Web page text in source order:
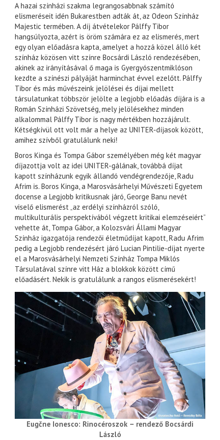
A hazai színházi szakma legrangosabbnak számító
elismeréseit idén Bukarestben adták át, az Odeon Színház
Majestic termében. A díj átvételekor Pálffy Tibor
hangsúlyozta, azért is öröm számára ez az elismerés, mert
egy olyan előadásra kapta, amelyet a hozzá közel álló két
színház közösen vitt színre Bocsárdi László rendezésében,
akinek az irányításával ő maga is Gyergyószentmiklóson
kezdte a színészi pályáját harminchat évvel ezelőtt. Pálffy
Tibor és más művészeink jelölései és díjai mellett
társulatunkat többször jelölte a legjobb előadás díjára is a
Román Színházi Szövetség, mely jelölésekhez minden
alkalommal Pálffy Tibor is nagy mértékben hozzájárult.
Kétségkívül ott volt már a helye az UNITER-díjasok között,
amihez szívből gratulálunk neki!
Boros Kinga és Tompa Gábor személyében még két magyar
díjazottja volt az idei UNITER-gálának, továbbá díjat
kapott színházunk egyik állandó vendégrendezője, Radu
Afrim is. Boros Kinga, a Marosvásárhelyi Művészeti Egyetem
docense a Legjobb kritikusnak járó, George Banu nevét
viselő elismerést „az erdélyi színházról szóló,
multikulturális perspektívából végzett kritikai elemzéseiért”
vehette át, Tompa Gábor, a Kolozsvári Állami Magyar
Színház igazgatója rendezői életműdíjat kapott, Radu Afrim
pedig a Legjobb rendezésért járó Lucian Pintilie-díjat nyerte
el a Marosvásárhelyi Nemzeti Színház Tompa Miklós
Társulatával színre vitt Ház a blokkok között című
előadásért. Nekik is gratulálunk a rangos elismerésekért!
Eugčne Ionesco: Rinocéroszok – rendező Bocsárdi
László